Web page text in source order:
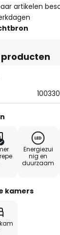
artikelen
Energiezui
nig en
duurzaam
kamers